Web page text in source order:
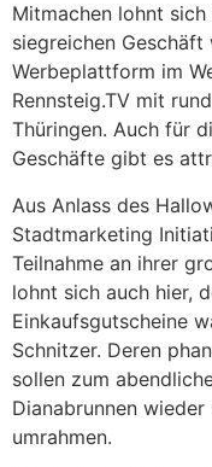
Mitmachen lohnt
siegreichen
Werbeplattform im
Rennsteig.TV mit
Thüringen. Auch für
Geschäfte gibt es
Aus Anlass des
Stadtmarketing
Teilnahme an ihrer
lohnt sich auch hier,
Einkaufsgutscheine
Schnitzer. Deren
sollen zum
Dianabrunnen
umrahmen.